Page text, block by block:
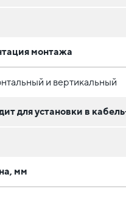
монтажа
и вертикальный
для установки в
мм